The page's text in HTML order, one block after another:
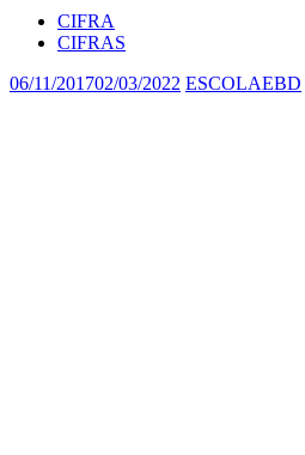
CIFRA
CIFRAS
06/11/201702/03/2022 ESCOLAEBD